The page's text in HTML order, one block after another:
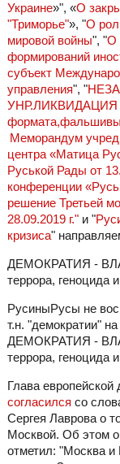
Украине»", «О
"Триморье"», "О
мировой войны", "О
формирований
субъект
управления", "
Меморандум
центра «Матица
Руськой Рады от
конференции
решение Третьей
28.09.2019 г."и "
кризиса"
ДЕМОКРАТИЯ -
террора, геноцида
РусиныРусы не
т.н. "демократии"
ДЕМОКРАТИЯ -
террора, геноцида
Глава
согласился со
Сергея Лаврова о
Москвой. Об этом
отметил: "Москва и